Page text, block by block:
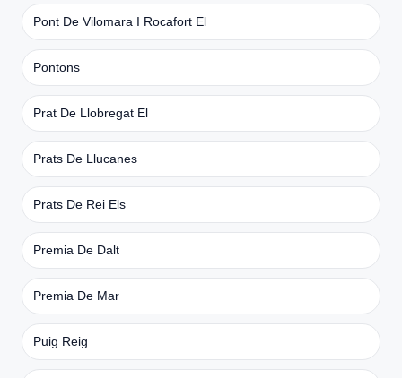
Pont De Vilomara I Rocafort El
Pontons
Prat De Llobregat El
Prats De Llucanes
Prats De Rei Els
Premia De Dalt
Premia De Mar
Puig Reig